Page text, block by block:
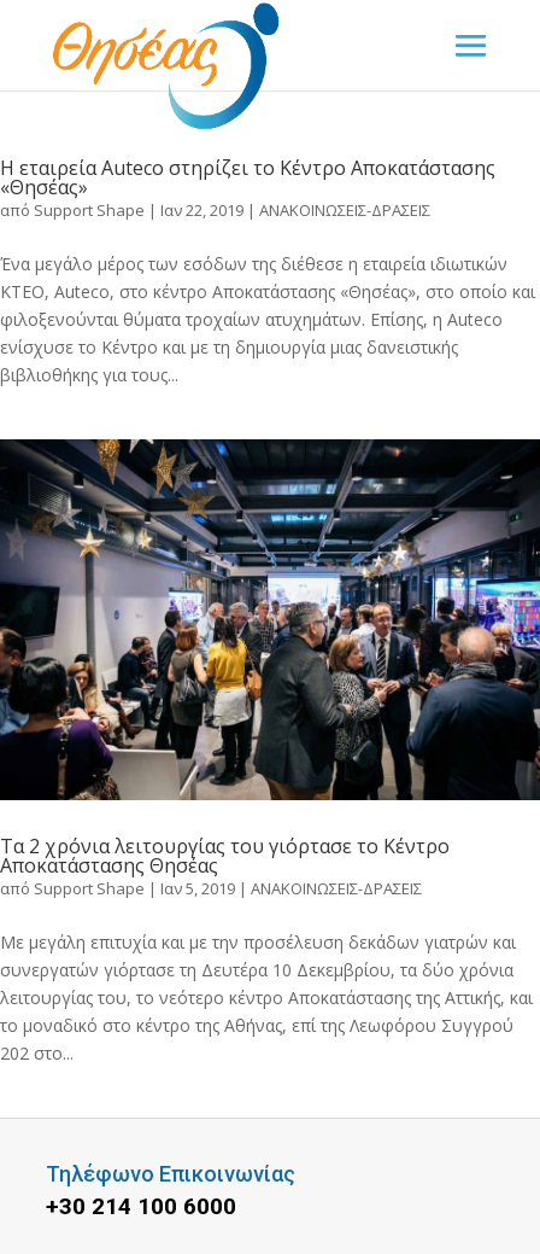
Η εταιρεία Auteco στηρίζει το Κέντρο Αποκατάστασης
«Θησέας»
από Support Shape | Ιαν 22, 2019 | ΑΝΑΚΟΙΝΩΣΕΙΣ-ΔΡΑΣΕΙΣ
Ένα μεγάλο μέρος των εσόδων της διέθεσε η εταιρεία ιδιωτικών
ΚΤΕΟ, Auteco, στο κέντρο Αποκατάστασης «Θησέας», στο οποίο και
φιλοξενούνται θύματα τροχαίων ατυχημάτων. Επίσης, η Auteco
ενίσχυσε το Κέντρο και με τη δημιουργία μιας δανειστικής
βιβλιοθήκης για τους...
Τα 2 χρόνια λειτουργίας του γιόρτασε το Κέντρο
Αποκατάστασης Θησέας
από Support Shape | Ιαν 5, 2019 | ΑΝΑΚΟΙΝΩΣΕΙΣ-ΔΡΑΣΕΙΣ
Με μεγάλη επιτυχία και με την προσέλευση δεκάδων γιατρών και
συνεργατών γιόρτασε τη Δευτέρα 10 Δεκεμβρίου, τα δύο χρόνια
λειτουργίας του, το νεότερο κέντρο Αποκατάστασης της Αττικής, και
το μοναδικό στο κέντρο της Αθήνας, επί της Λεωφόρου Συγγρού
202 στο...
Τηλέφωνο Επικοινωνίας
+30 214 100 6000